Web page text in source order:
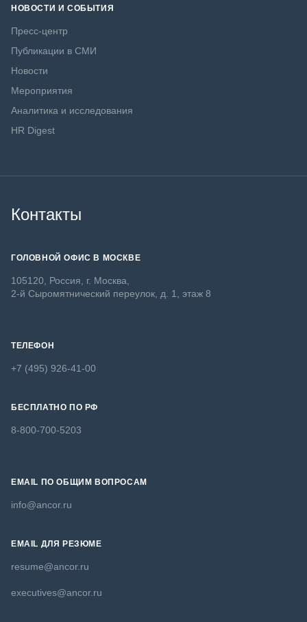
НОВОСТИ И СОБЫТИЯ
Пресс-центр
Публикации в СМИ
Новости
Мероприятия
Аналитика и исследования
HR Digest
Контакты
ГОЛОВНОЙ ОФИС В МОСКВЕ
105120, Россия, г. Москва,
2-й Сыромятнический переулок, д. 1, этаж 8
ТЕЛЕФОН
+7 (495) 926-41-00
БЕСПЛАТНО ПО РФ
8-800-700-5203
EMAIL ПО ОБЩИМ ВОПРОСАМ
info@ancor.ru
EMAIL ДЛЯ РЕЗЮМЕ
resume@ancor.ru
executives@ancor.ru